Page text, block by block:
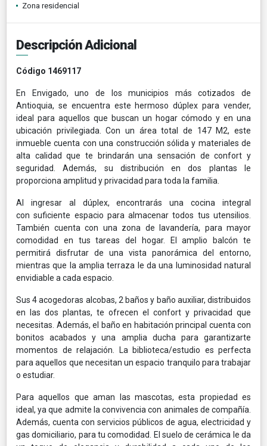
Zona residencial
Descripción Adicional
Código 1469117
En Envigado, uno de los municipios más cotizados de
Antioquia, se encuentra este hermoso dúplex para vender,
ideal para aquellos que buscan un hogar cómodo y en una
ubicación privilegiada. Con un área total de 147 M2, este
inmueble cuenta con una construcción sólida y materiales de
alta calidad que te brindarán una sensación de confort y
seguridad. Además, su distribución en dos plantas le
proporciona amplitud y privacidad para toda la familia.
Al ingresar al dúplex, encontrarás una cocina integral
con suficiente espacio para almacenar todos tus utensilios.
También cuenta con una zona de lavandería, para mayor
comodidad en tus tareas del hogar. El amplio balcón te
permitirá disfrutar de una vista panorámica del entorno,
mientras que la amplia terraza le da una luminosidad natural
envidiable a cada espacio.
Sus 4 acogedoras alcobas, 2 baños y baño auxiliar, distribuidos
en las dos plantas, te ofrecen el confort y privacidad que
necesitas. Además, el baño en habitación principal cuenta con
bonitos acabados y una amplia ducha para garantizarte
momentos de relajación. La biblioteca/estudio es perfecta
para aquellos que necesitan un espacio tranquilo para trabajar
o estudiar.
Para aquellos que aman las mascotas, esta propiedad es
ideal, ya que admite la convivencia con animales de compañía.
Además, cuenta con servicios públicos de agua, electricidad y
gas domiciliario, para tu comodidad. El suelo de cerámica le da